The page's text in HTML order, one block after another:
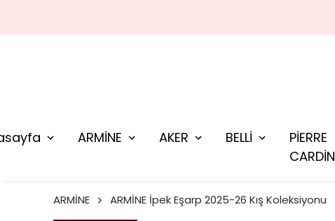
ARMİNE AKER BELLİ
PİERRE
CARDİN
ARMİNE ARMİNE İpek Eşarp 2025-26 Kış Koleksiyonu